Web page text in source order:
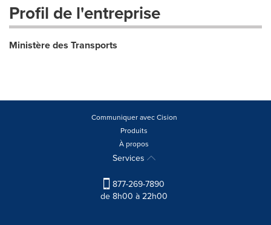
Profil de l'entreprise
Ministère des Transports
Communiquer avec Cision
Produits
À propos
Services
877-269-7890
de 8h00 à 22h00